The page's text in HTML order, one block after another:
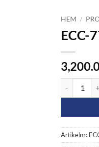
HEM /
ECC-
Artikelnr: